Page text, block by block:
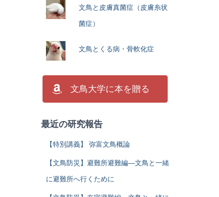
文鳥と皮膚真菌症（皮膚糸状
菌症）
文鳥とくる病・骨軟化症
文鳥大学に本を贈る
最近の研究報告
【特別講義】 弥富文鳥概論
【文鳥防災】避難所避難編―文鳥と一緒
に避難所へ行くために